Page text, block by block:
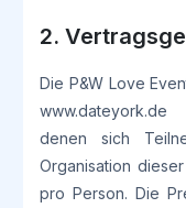
2.
Die P&W Love
denen sich
Organisation
pro Person. Die